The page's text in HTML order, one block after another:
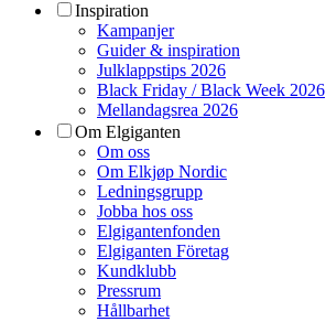
Inspiration
Kampanjer
Guider & inspiration
Julklappstips 2026
Black Friday / Black Week 2026
Mellandagsrea 2026
Om Elgiganten
Om oss
Om Elkjøp Nordic
Ledningsgrupp
Jobba hos oss
Elgigantenfonden
Elgiganten Företag
Kundklubb
Pressrum
Hållbarhet